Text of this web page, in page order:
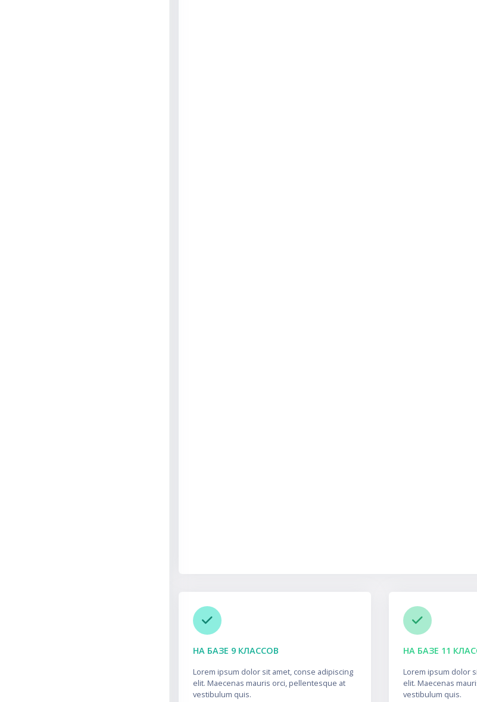
НА БАЗЕ 9 КЛАССОВ
Lorem ipsum dolor sit amet, conse adipiscing
elit. Maecenas mauris orci, pellentesque at
vestibulum quis.
НА БАЗЕ 11
Lorem ipsum dolor
elit. Maecenas
vestibulum quis.